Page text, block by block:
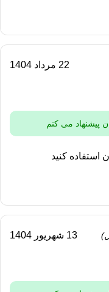
22 مرداد 1404
پیشنهاد می کنم
استفاده کنید
13 شهریور 1404